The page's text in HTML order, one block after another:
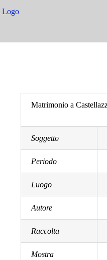
Matrimonio a
Soggetto
Periodo
Luogo
Autore
Raccolta
Mostra